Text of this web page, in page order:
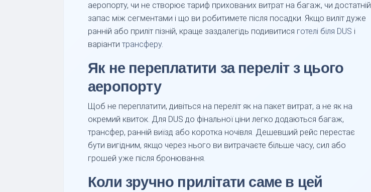
аеропорту, чи не створює тариф прихованих витрат на багаж, чи достатній
запас між сегментами і що ви робитимете після посадки. Якщо виліт дуже
ранній або приліт пізній, краще заздалегідь подивитися готелі біля DUS і
варіанти трансферу.
Як не переплатити за переліт з цього
аеропорту
Щоб не переплатити, дивіться на переліт як на пакет витрат, а не як на
окремий квиток. Для DUS до фінальної ціни легко додаються багаж,
трансфер, ранній виїзд або коротка ночівля. Дешевший рейс перестає
бути вигідним, якщо через нього ви витрачаєте більше часу, сил або
грошей уже після бронювання.
Коли зручно прилітати саме в цей